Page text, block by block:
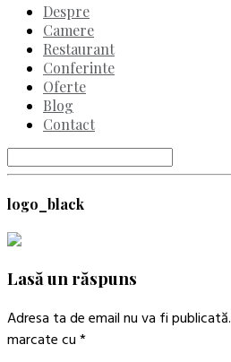
Această
comandă
rapidă
activează
cititorul
ecran
pentru
vă
ajuta
navigați
să
interacționați
conținutul.
Despre
Camere
Restaurant
Conferinte
Oferte
Blog
Contact
logo_black
Lasă un răspuns
Adresa ta de email nu va fi publicată.
marcate cu *